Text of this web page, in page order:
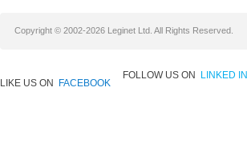
Copyright © 2002-2026 Leginet Ltd. All Rights Reserved.
LIKE US ON FACEBOOK
FOLLOW US ON LINKED IN